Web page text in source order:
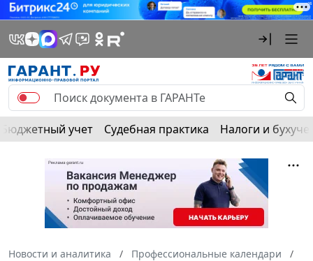
Бюджетный учет Судебная практика Налоги и
Новости и аналитика
Профессиональные календари